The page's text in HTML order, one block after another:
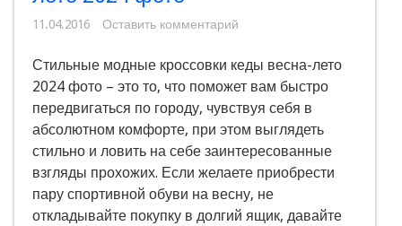
11.04.2016 Оставить комментарий
Стильные модные кроссовки кеды весна-лето
2024 фото – это то, что поможет вам быстро
передвигаться по городу, чувствуя себя в
абсолютном комфорте, при этом выглядеть
стильно и ловить на себе заинтересованные
взгляды прохожих. Если желаете приобрести
пару спортивной обуви на весну, не
откладывайте покупку в долгий ящик, давайте